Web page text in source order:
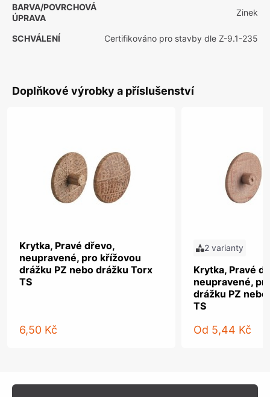
BARVA/POVRCHOVÁ
ÚPRAVA
Zinek
SCHVÁLENÍ Certifikováno pro stavby dle Z-9.1-235
Doplňkové výrobky a příslušenství
Krytka, Pravé dřevo,
neupravené, pro křížovou
drážku PZ nebo drážku Torx
TS
6,50 Kč
2 varianty
Krytka, Pravé
neupravené,
drážku PZ
TS
Od 5,44 Kč